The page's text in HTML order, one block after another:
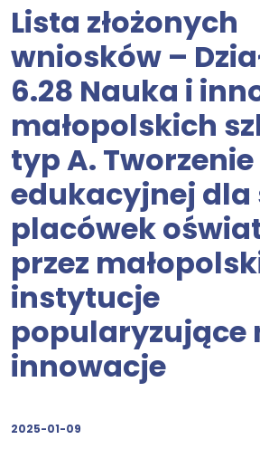
Lista złożonych
wniosków –
6.28 Nauka i
małopolskich
typ A.
edukacyjnej dla
placówek
przez
instytucje
popularyzujące
innowacje
2025-01-09